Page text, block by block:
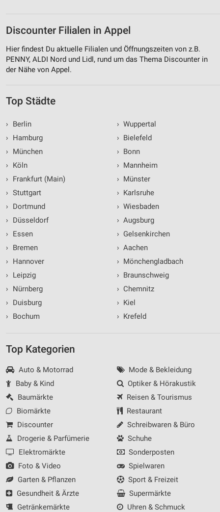
Discounter Filialen in Appel
Hier findest Du aktuelle Filialen und Öffnungszeiten von z.B.
PENNY, ALDI Nord und Lidl, rund um das Thema Discounter in
der Nähe von Appel.
Top Städte
›
Berlin
›
Hamburg
›
München
›
Köln
›
Frankfurt (Main)
› Stuttgart
›
Dortmund
›
Düsseldorf
›
Essen
›
Bremen
›
Hannover
›
Leipzig
›
Nürnberg
›
Duisburg
›
Bochum
› Wuppertal
› Bielefeld
› Bonn
› Mannheim
› Münster
› Karlsruhe
› Wiesbaden
› Augsburg
› Gelsenkirchen
› Aachen
› Mönchengladbach
› Braunschweig
› Chemnitz
› Kiel
› Krefeld
Top Kategorien
Auto & Motorrad
Baby & Kind
Baumärkte
Biomärkte
Discounter
Drogerie & Parfümerie
Elektromärkte
Foto & Video
Garten & Pflanzen
Gesundheit & Ärzte
Getränkemärkte
Mode & Bekleidung
Optiker & Hörakustik
Reisen & Tourismus
Restaurant
Schreibwaren & Büro
Schuhe
Sonderposten
Spielwaren
Sport & Freizeit
Supermärkte
Uhren & Schmuck